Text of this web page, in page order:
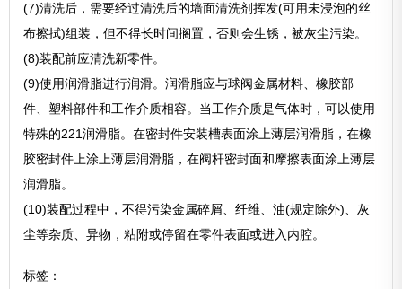
(7)清洗后，需要经过清洗后的墙面清洗剂挥发(可用未浸泡的丝
布擦拭)组装，但不得长时间搁置，否则会生锈，被灰尘污染。
(8)装配前应清洗新零件。
(9)使用润滑脂进行润滑。润滑脂应与球阀金属材料、橡胶部
件、塑料部件和工作介质相容。当工作介质是气体时，可以使用
特殊的221润滑脂。在密封件安装槽表面涂上薄层润滑脂，在橡
胶密封件上涂上薄层润滑脂，在阀杆密封面和摩擦表面涂上薄层
润滑脂。
(10)装配过程中，不得污染金属碎屑、纤维、油(规定除外)、灰
尘等杂质、异物，粘附或停留在零件表面或进入内腔。
标签：